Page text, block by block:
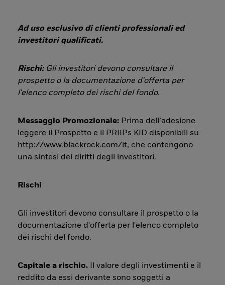
Ad uso esclusivo di clienti professionali ed
investitori qualificati.
Rischi: Gli investitori devono consultare il
prospetto o la documentazione d'offerta per
l'elenco completo dei rischi del fondo.
Messaggio Promozionale: Prima dell’adesione
leggere il Prospetto e il PRIIPs KID disponibili su
http://www.blackrock.com/it, che contengono
una sintesi dei diritti degli investitori.
Rischi
Gli investitori devono consultare il prospetto o la
documentazione d'offerta per l'elenco completo
dei rischi del fondo.
Capitale a rischio. Il valore degli investimenti e il
reddito da essi derivante sono soggetti a